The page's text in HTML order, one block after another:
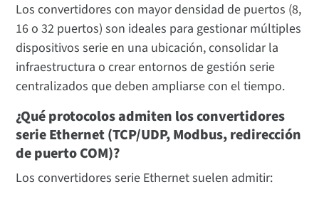
Los convertidores con mayor densidad de puertos (8,
16 o 32 puertos) son ideales para gestionar múltiples
dispositivos serie en una ubicación, consolidar la
infraestructura o crear entornos de gestión serie
centralizados que deben ampliarse con el tiempo.
¿Qué protocolos admiten los convertidores
serie Ethernet (TCP/UDP, Modbus, redirección
de puerto COM)?
Los convertidores serie Ethernet suelen admitir: